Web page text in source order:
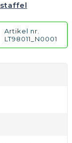
Artikel nr.
LT98011_N0001